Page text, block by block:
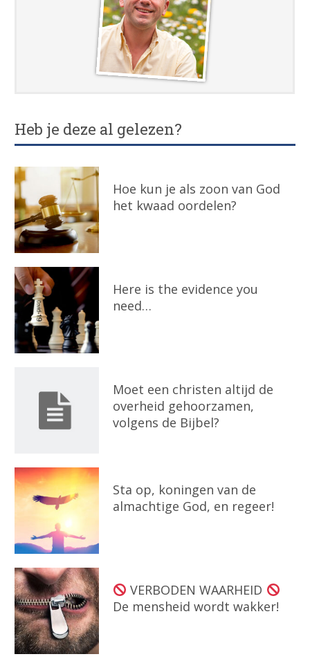
Heb je deze al gelezen?
Hoe kun je als zoon van God
het kwaad oordelen?
Here is the evidence you
need…
Moet een christen altijd de
overheid gehoorzamen,
volgens de Bijbel?
Sta op, koningen van de
almachtige God, en regeer!
VERBODEN WAARHEID
De mensheid wordt wakker!